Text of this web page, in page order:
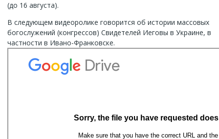
(до 16 августа).
В следующем видеоролике говорится об истории массовых
богослужений (конгрессов) Свидетелей Иеговы в Украине, в
частности в Ивано-Франковске.